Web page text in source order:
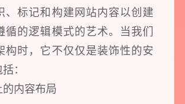
、标记和构建网站内容以创建
循的逻辑模式的艺术。当我们
构时，它不仅仅是装饰性的安
：
内容布局